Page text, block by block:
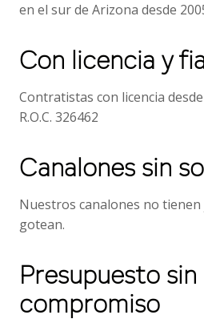
en el sur de Arizona desde
Con licencia y
Contratistas con licencia desde
R.O.C. 326462
Canalones sin
Nuestros canalones no
gotean.
Presupuesto sin
compromiso